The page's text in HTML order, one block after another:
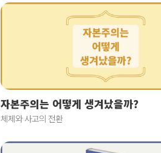
자본주의는 어떻게 생겨났을까?
체제와 사고의 전환